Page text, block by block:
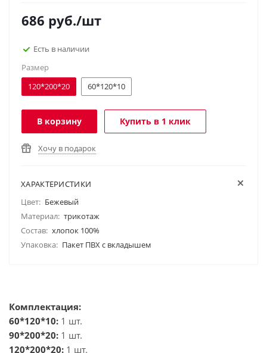
686 руб./шт
Есть в наличии
Размер
120*200*20
60*120*10
В корзину Купить в 1 клик
Хочу в подарок
ХАРАКТЕРИСТИКИ
Цвет: Бежевый
Материал: трикотаж
Состав: хлопок 100%
Упаковка: Пакет ПВХ с вкладышем
Комплектация:
60*120*10: 1 шт.
90*200*20: 1 шт.
120*200*20: 1 шт.